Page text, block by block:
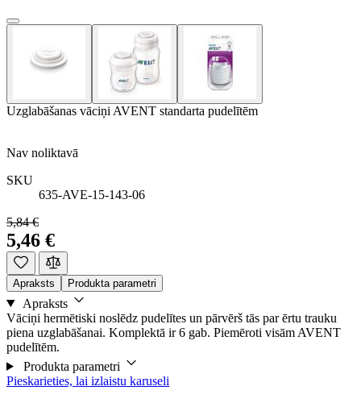
Uzglabāšanas vāciņi AVENT standarta pudelītēm
Nav noliktavā
SKU
635-AVE-15-143-06
5,84 €
5,46 €
Apraksts Produkta parametri
Apraksts
Vāciņi hermētiski noslēdz pudelītes un pārvērš tās par ērtu trauku
piena uzglabāšanai. Komplektā ir 6 gab. Piemēroti visām AVENT
pudelītēm.
Produkta parametri
Pieskarieties, lai izlaistu karuseli